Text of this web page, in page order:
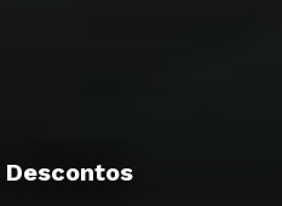
dúvidas?